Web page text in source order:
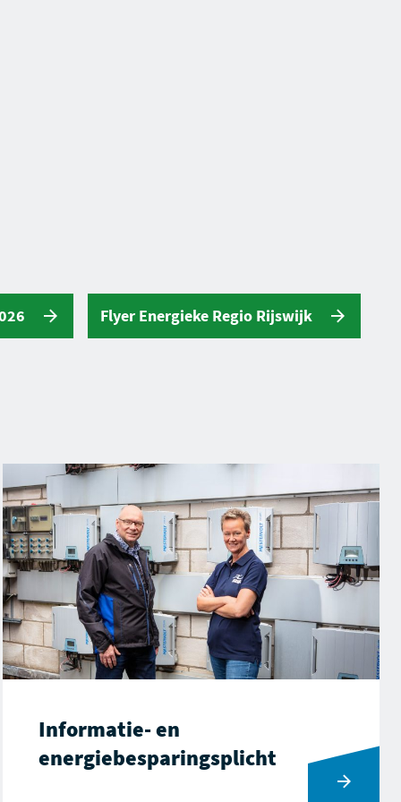
Flyer Energieke Regio Rijswijk
Informatie- en
energiebesparingsplicht